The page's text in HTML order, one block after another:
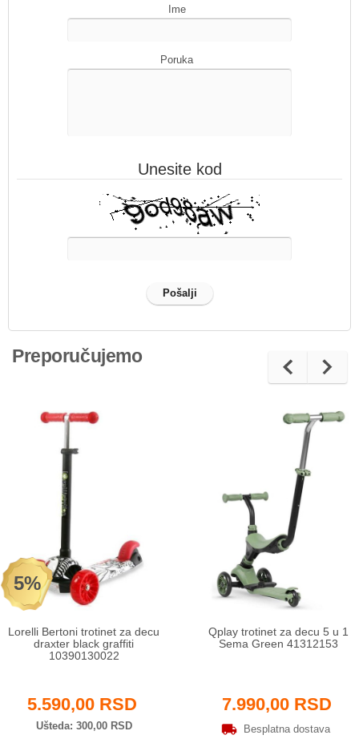
Ime
Poruka
Unesite kod
Preporučujemo
5%
Lorelli Bertoni trotinet za decu
draxter black graffiti
10390130022
5.590,00 RSD
Ušteda 300,00 RSD
Qplay trotinet za decu 5 u 1
Sema Green 41312153
7.990,00 RSD
Besplatna dostava